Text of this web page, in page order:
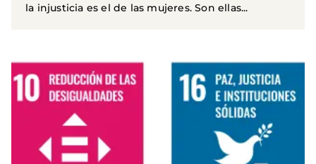
la injusticia es el de las mujeres. Son ellas...